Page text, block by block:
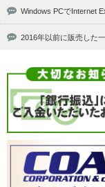
Windows PCでInternet
2016年以前に販売した